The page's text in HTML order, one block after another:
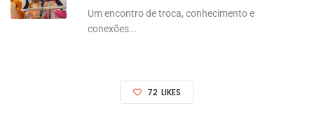
Um encontro de troca, conhecimento e
conexões...
72 LIKES